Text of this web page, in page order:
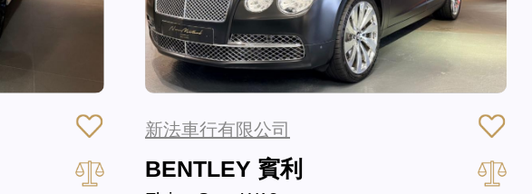
新法車行有限公司
BENTLEY 賓利